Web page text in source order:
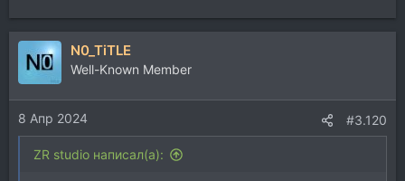
N0_TiTLE
Well-Known Member
8 Апр 2024 #3.120
ZR studio написал(а):